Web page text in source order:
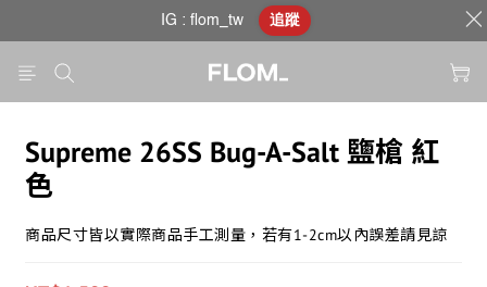
Supreme 26SS Bug-A-Salt 鹽槍 紅
色
商品尺寸皆以實際商品手工測量，若有1-2cm以內誤差請見諒
IG : flom_tw 追蹤